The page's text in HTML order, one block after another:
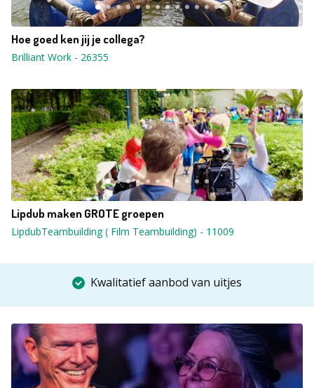
Hoe goed ken jij je collega?
Brilliant Work - 26355
Lipdub maken GROTE groepen
LipdubTeambuilding ( Film Teambuilding) - 11009
Kwalitatief aanbod van uitjes